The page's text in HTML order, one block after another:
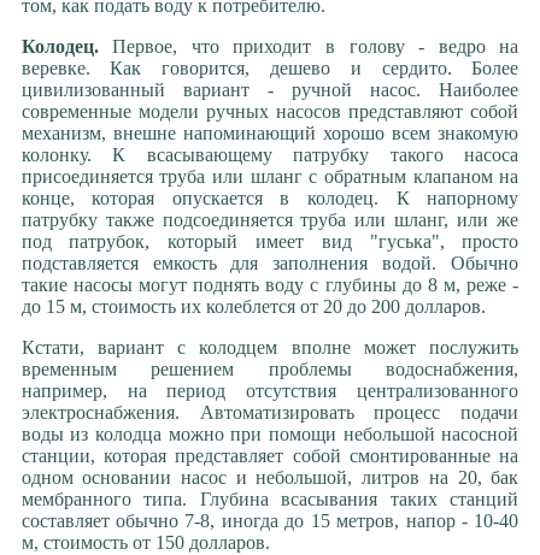
том, как подать воду к потребителю.
Колодец.Первое, что приходит в голову - ведро на
веревке. Как говорится, дешево и сердито. Более
цивилизованный вариант - ручной насос. Наиболее
современные модели ручных насосов представляют собой
механизм, внешне напоминающий хорошо всем знакомую
колонку. К всасывающему патрубку такого насоса
присоединяется труба или шланг с обратным клапаном на
конце, которая опускается в колодец. К напорному
патрубку также подсоединяется труба или шланг, или же
под патрубок, который имеет вид "гуська", просто
подставляется емкость для заполнения водой. Обычно
такие насосы могут поднять воду с глубины до 8 м, реже -
до 15 м, стоимость их колеблется от 20 до 200 долларов.
Кстати, вариант с колодцем вполне может послужить
временным решением проблемы водоснабжения,
например, на период отсутствия централизованного
электроснабжения. Автоматизировать процесс подачи
воды из колодца можно при помощи небольшой насосной
станции, которая представляет собой смонтированные на
одном основании насос и небольшой, литров на 20, бак
мембранного типа. Глубина всасывания таких станций
составляет обычно 7-8, иногда до 15 метров, напор - 10-40
м, стоимость от 150 долларов.